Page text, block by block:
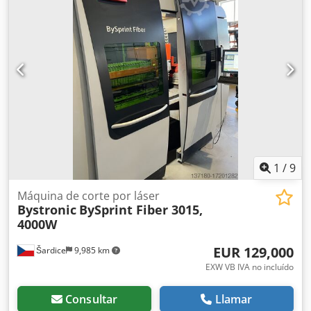
Recorrido del eje Y: 772 mm Recorrido del eje Z: 100 mm
Espesor del material (hierro): 15 mm Velocidades rápidas
X-Y-Z: 100 - 100 m/min Área de trabajo: 1.500 x 3.000 mm
Cedpfsy D Iklsx Ag Dsha DETALLES DE LA MÁQUINA Unidad
de control: BySOFT Fuente láser: Bylaser 2200 Potencia
láser: 2.200 W Peso: 13.500 kg Horas de funcionamiento:
1 /9
Šardice 9,985 km
Máquina de corte por láser
Bystronic BySprint Fiber 3015,
4000W
EUR 129,000
EXW VB IVA no incluído
Consultar Llamar